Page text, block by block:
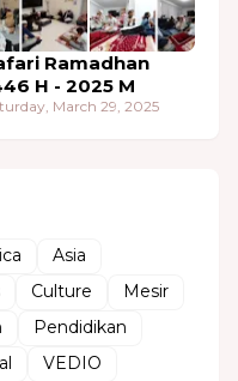
Ramadhan
H - 2025 M
March 29, 2025
Asia
Culture
Mesir
Pendidikan
VEDIO